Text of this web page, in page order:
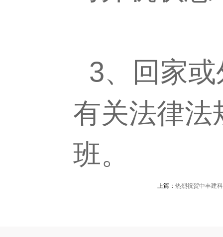
3、回家
有关法律法
班。
上篇： 热烈祝贺中丰建